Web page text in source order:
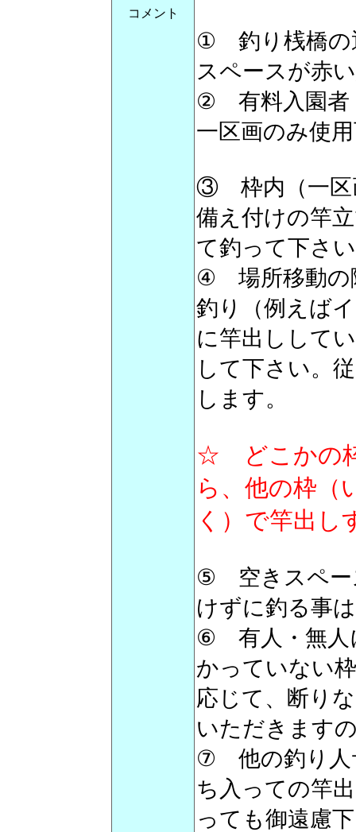
コメント
① 釣り桟橋の
スペースが赤
② 有料入園者
一区画のみ使
③ 枠内（一区
備え付けの竿
て釣って下さ
④ 場所移動の
釣り（例えば
に竿出しして
して下さい。
します。
☆ どこかの
ら、他の枠（
く）で竿出し
⑤ 空きスペー
けずに釣る事
⑥ 有人・無人
かっていない
応じて、断り
いただきます
⑦ 他の釣り人
ち入っての竿
っても御遠慮